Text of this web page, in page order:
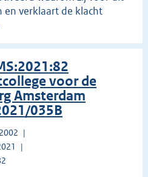
en verklaart de klacht
voor de
Amsterdam
035B